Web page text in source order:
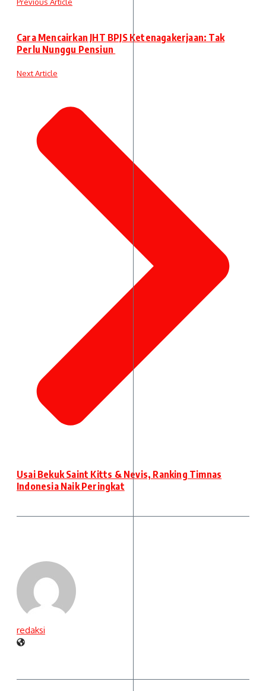
Cara Mencairkan JHT BPJS Ketenagakerjaan: Tak
Perlu Nunggu Pensiun
Next Article
Usai Bekuk Saint Kitts & Nevis, Ranking Timnas
Indonesia Naik Peringkat
redaksi